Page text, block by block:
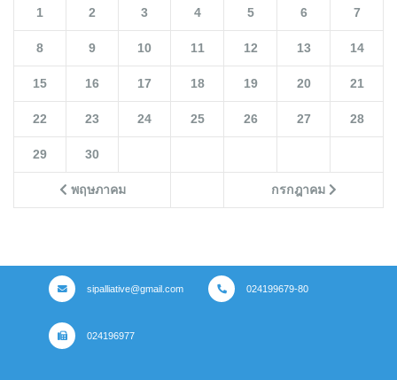
พฤษภาคม กรกฎาคม
1 2 3 4 5 6 7
8 9 10 11 12 13 14
15 16 17 18 19 20 21
22 23 24 25 26 27 28
29 30
sipalliative@gmail.com 024199679-80
024196977